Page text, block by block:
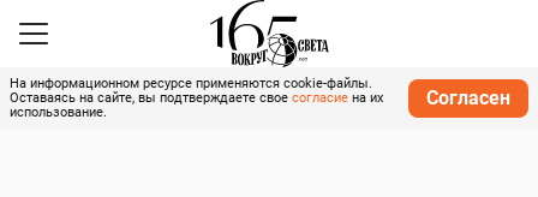
На информационном ресурсе применяются cookie-файлы.
Оставаясь на сайте, вы подтверждаете свое согласие на их
использование.
Согласен